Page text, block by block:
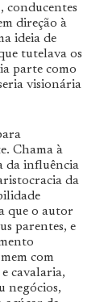
conducentes
direção à
ideia de
tutelava os
parte como
visionária
Chama à
da influência
da
que o autor
parentes, e
com
cavalaria,
negócios,